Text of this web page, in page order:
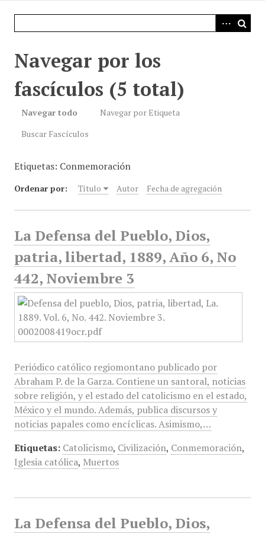
Navegar por los
fascículos (5 total)
Navegar todo
Navegar por Etiqueta
Buscar Fascículos
Etiquetas: Conmemoración
Ordenar por: Título Autor Fecha de agregación
La Defensa del Pueblo, Dios,
patria, libertad, 1889, Año 6, No
442, Noviembre 3
Periódico católico regiomontano publicado por
Abraham P. de la Garza. Contiene un santoral, noticias
sobre religión, y el estado del catolicismo en el estado,
México y el mundo. Además, publica discursos y
noticias papales como encíclicas. Asimismo,…
Etiquetas: Catolicismo, Civilización, Conmemoración,
Iglesia católica, Muertos
La Defensa del Pueblo, Dios,